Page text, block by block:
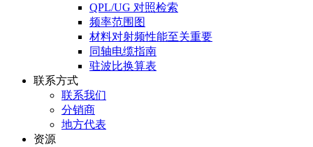
QPL/UG 对照检索
频率范围图
材料对射频性能至关重要
同轴电缆指南
驻波比换算表
联系方式
联系我们
分销商
地方代表
资源